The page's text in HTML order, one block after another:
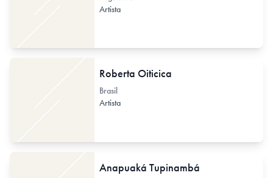
Artista
Roberta Oiticica
Brasil
Artista
Anapuaká Tupinambá